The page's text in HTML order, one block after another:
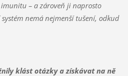
– a zároveň ji naprosto
nemá nejmenší tušení, odkud
klást otázky a získávat na ně